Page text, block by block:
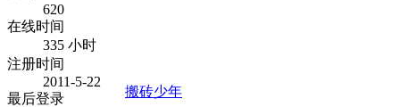
620
在线时间
335 小时
注册时间
2011-5-22
最后登录
搬砖少年